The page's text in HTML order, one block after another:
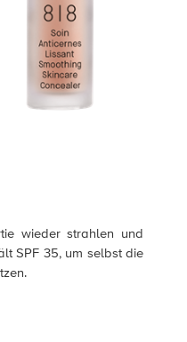
wieder strahlen und
SPF 35, um selbst die